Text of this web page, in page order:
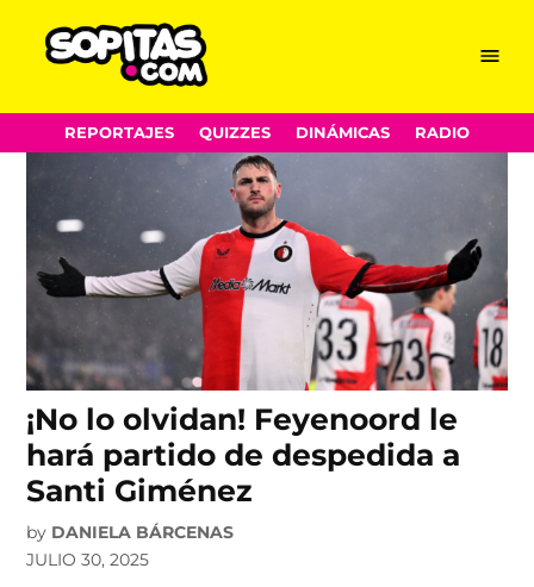
content
Menu
REPORTAJES QUIZZES DINÁMICAS RADIO
Feyenoord
¡No lo olvidan! Feyenoord le
hará partido de despedida a
Santi Giménez
by DANIELA BÁRCENAS
JULIO 30, 2025